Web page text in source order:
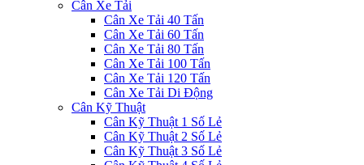
Cân Xe Tải
Cân Xe Tải 40 Tấn
Cân Xe Tải 60 Tấn
Cân Xe Tải 80 Tấn
Cân Xe Tải 100 Tấn
Cân Xe Tải 120 Tấn
Cân Xe Tải Di Động
Cân Kỹ Thuật
Cân Kỹ Thuật 1 Số Lẻ
Cân Kỹ Thuật 2 Số Lẻ
Cân Kỹ Thuật 3 Số Lẻ